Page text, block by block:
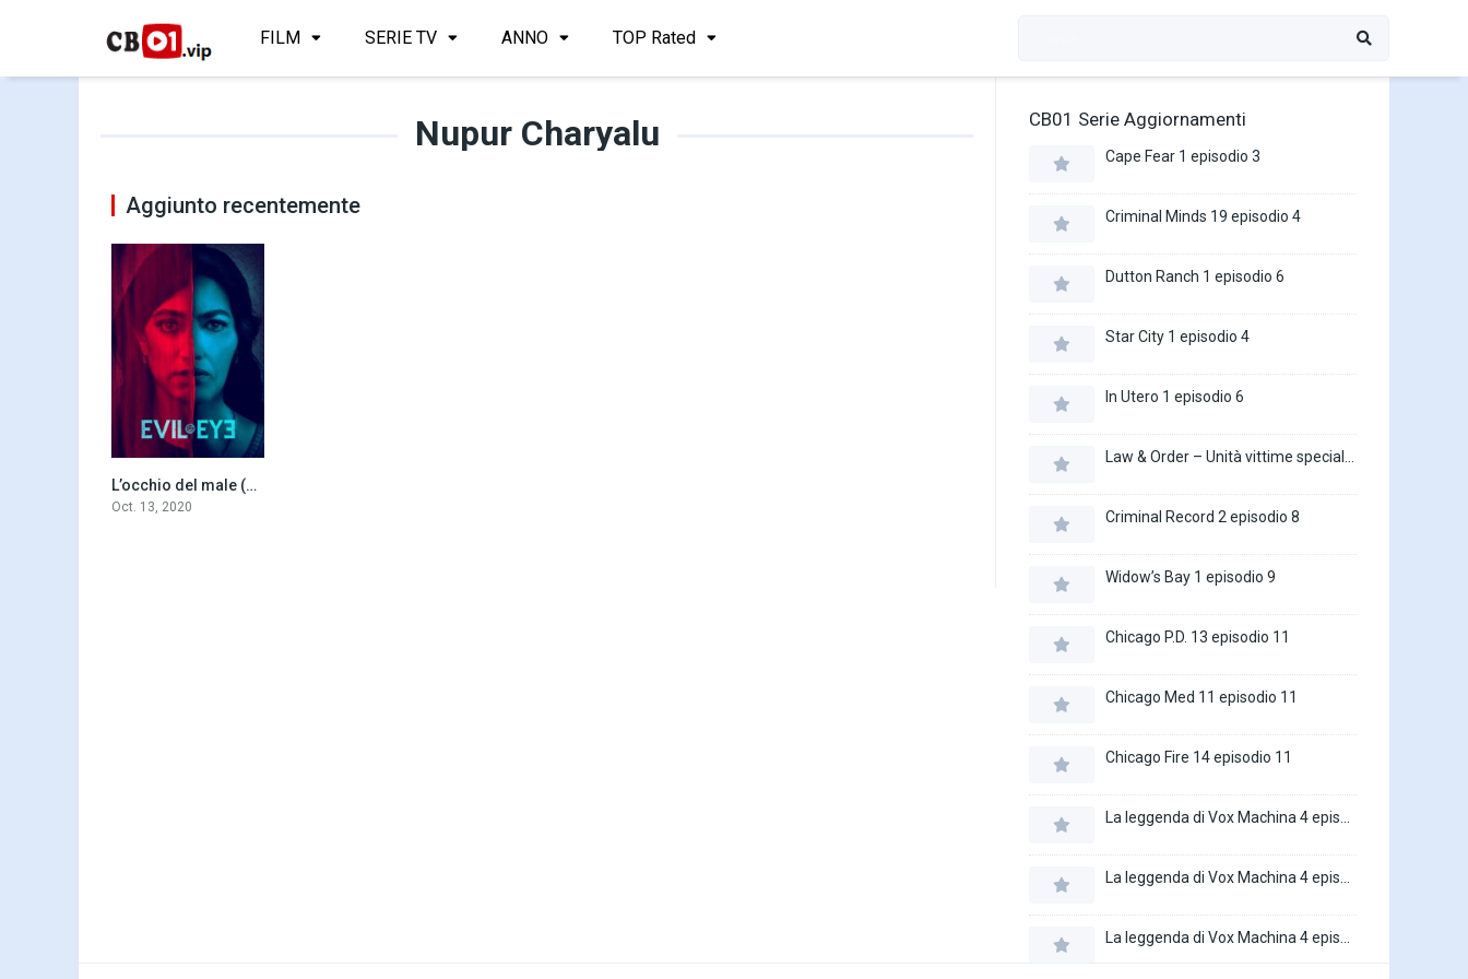
FILM SERIE TV ANNO TOP Rated
Nupur Charyalu
Aggiunto recentemente
0
L’occhio del male (2020)
Oct. 13, 2020
CB01 Serie Aggiornamenti
Cape Fear 1 episodio 3
Criminal Minds 19 episodio 4
Dutton Ranch 1 episodio 6
Star City 1 episodio 4
In Utero 1 episodio 6
Criminal Record 2 episodio 8
Widow’s Bay 1 episodio 9
Chicago P.D. 13 episodio 11
Chicago Med 11 episodio 11
Chicago Fire 14 episodio 11